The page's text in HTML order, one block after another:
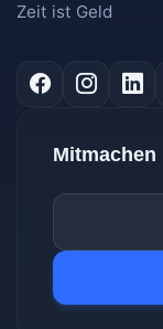
Zeit ist Geld
Mitmachen